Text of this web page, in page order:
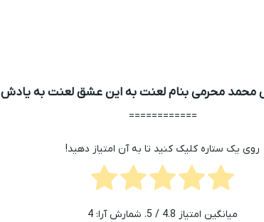
محمد محرمی بنام لعنت به این عشق لعنت به یادش
============
روی یک ستاره کلیک کنید تا به آن امتیاز دهید!
میانگین امتیاز 4.8 / 5. شمارش آرا: 4